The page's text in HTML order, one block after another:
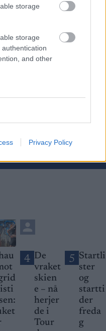
storage
storage
and other
Privacy Policy
har den grønne
teamkollega Tim
Evenepoel har
nyhetsbrev
Meld deg på
4 De
vraket
skien
e – nå
herjer
de i
Tour
5 Startli
ster
og
startti
der
freda
g